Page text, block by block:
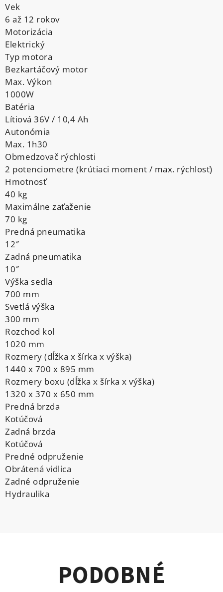
Vek
6 až 12 rokov
Motorizácia
Elektrický
Typ motora
Bezkartáčový motor
Max. Výkon
1000W
Batéria
Lítiová 36V / 10,4 Ah
Autonómia
Max. 1h30
Obmedzovač rýchlosti
2 potenciometre (krútiaci moment / max. rýchlosť)
Hmotnosť
40 kg
Maximálne zaťaženie
70 kg
Predná pneumatika
12″
Zadná pneumatika
10″
Výška sedla
700 mm
Svetlá výška
300 mm
Rozchod kol
1020 mm
Rozmery (dĺžka x šírka x výška)
1440 x 700 x 895 mm
Rozmery boxu (dĺžka x šírka x výška)
1320 x 370 x 650 mm
Predná brzda
Kotúčová
Zadná brzda
Kotúčová
Predné odpruženie
Obrátená vidlica
Zadné odpruženie
Hydraulika
PODOBNÉ